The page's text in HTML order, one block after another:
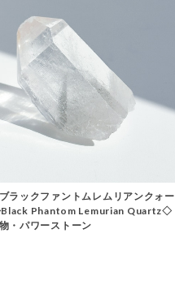
ラックファントムレムリアンクォー
Phantom Lemurian Quartz◇
・パワーストーン